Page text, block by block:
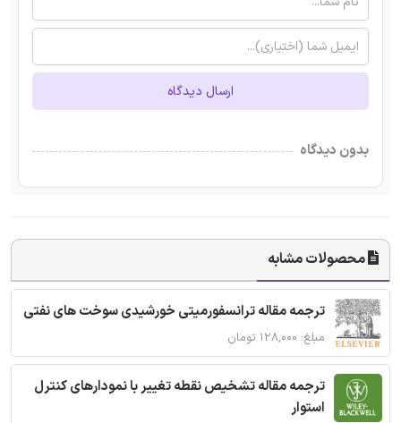
ارسال دیدگاه
بدون دیدگاه
محصولات مشابه
ترجمه مقاله ترانسفورمیتی خورشیدی سوخت های نفتی
مبلغ: ۱۲۸,۰۰۰ تومان
ترجمه مقاله تشخیص نقطه تغییر با نمودارهای کنترل
استوار